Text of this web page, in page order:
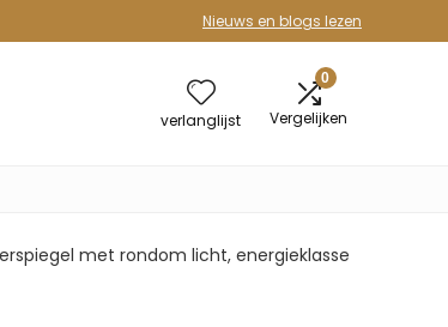
Nieuws en blogs lezen
verlanglijst
0
Vergelijken
met rondom licht, energieklasse